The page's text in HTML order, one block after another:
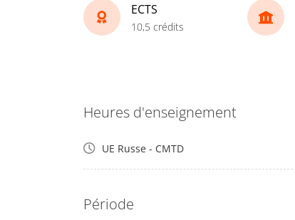
ECTS
10,5 crédits
Heures d'enseignement
UE Russe - CMTD
Période